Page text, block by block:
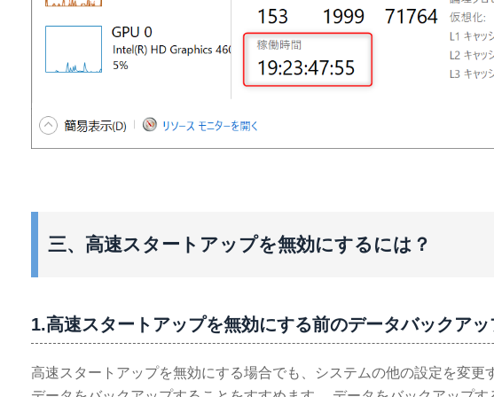
三、高速スタートアップを無効にするには？
1.高速スタートアップを無効にする前のデータバックアッ
高速スタートアップを無効にする場合でも、システムの他の設定を変